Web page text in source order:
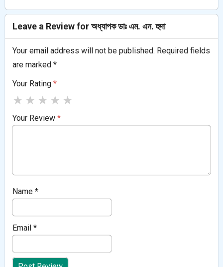
Leave a Review for অধ্যাপক ডাঃ এম. এন. হুদা
Your email address will not be published. Required fields
are marked *
Your Rating *
★
★
★
★
★
Your Review *
Name *
Email *